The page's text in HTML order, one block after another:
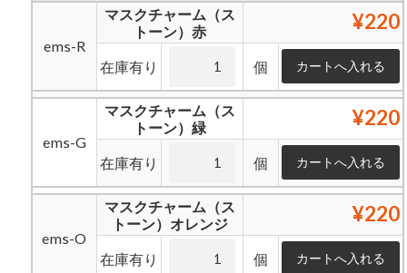
ems-R
マスクチャーム（ス
トーン）赤
¥220
在庫有り 個
ems-G
マスクチャーム（ス
トーン）緑
¥220
在庫有り 個
ems-O
マスクチャーム（ス
トーン）オレンジ
¥220
在庫有り 個